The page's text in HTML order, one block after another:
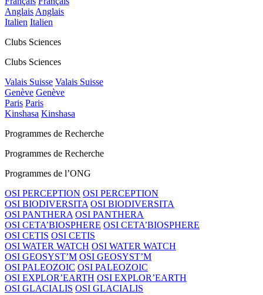
Anglais Anglais
Italien Italien
Clubs Sciences
Clubs Sciences
Valais Suisse Valais Suisse
Genève Genève
Paris Paris
Kinshasa Kinshasa
Programmes de Recherche
Programmes de Recherche
Programmes de l’ONG
OSI PERCEPTION OSI PERCEPTION
OSI BIODIVERSITA OSI BIODIVERSITA
OSI PANTHERA OSI PANTHERA
OSI CETA’BIOSPHERE OSI CETA’BIOSPHERE
OSI CETIS OSI CETIS
OSI WATER WATCH OSI WATER WATCH
OSI GEOSYST’M OSI GEOSYST’M
OSI PALEOZOIC OSI PALEOZOIC
OSI EXPLOR’EARTH OSI EXPLOR’EARTH
OSI GLACIALIS OSI GLACIALIS